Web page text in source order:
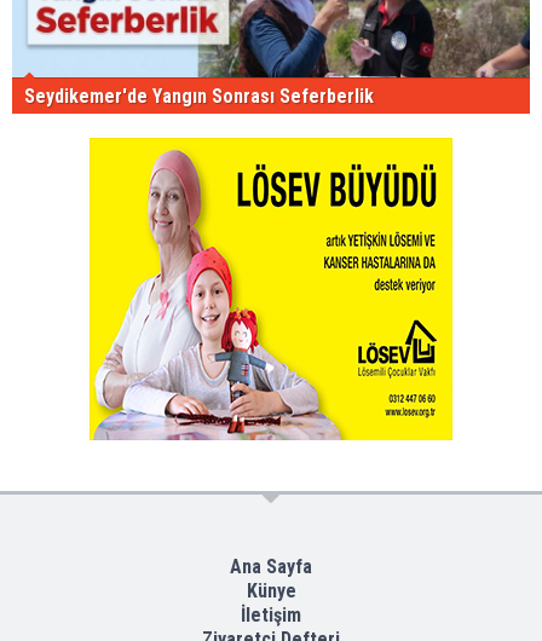
Seydikemer'de Yangın Sonrası Seferberlik
Ana Sayfa
Künye
İletişim